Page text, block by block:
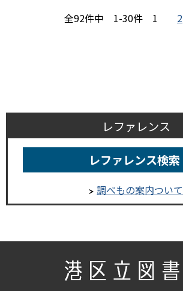
レファレンス
レファレンス検索
調べもの案内ついて
全92件中 1-30件 1 2